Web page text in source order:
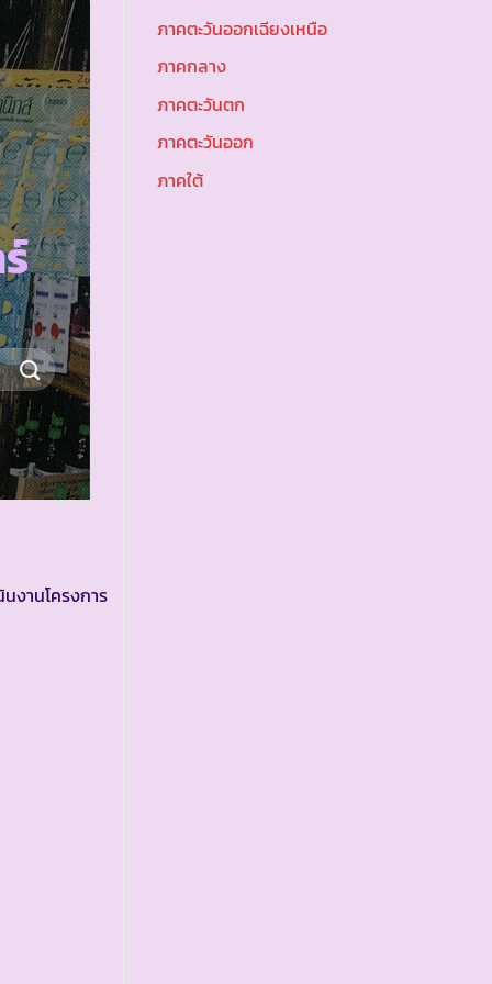
งานโครงการ
ภาคตะวันออกเฉียงเหนือ
ภาคกลาง
ภาคตะวันตก
ภาคตะวันออก
ภาคใต้